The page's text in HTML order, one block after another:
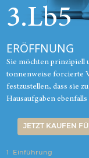
3.Lb5
ERÖFFNUNG
Sie möchten prinzipiell
tonnenweise forcierte
festzustellen, dass sie
Hausaufgaben ebenfalls
JETZT KAUFEN
1
Einführung